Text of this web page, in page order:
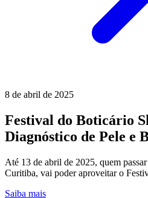
8 de abril de 2025
Festival do Boticário
Diagnóstico de Pele e
Até 13 de abril de 2025, quem
Curitiba, vai poder aproveitar o
Saiba mais